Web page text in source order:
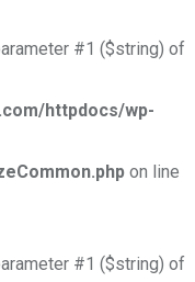
#1 ($string) of
httpdocs/wp-
on line
#1 ($string) of